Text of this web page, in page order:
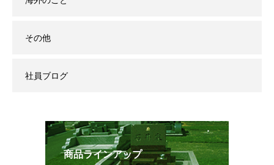
その他
社員ブログ
商品ラインアップ